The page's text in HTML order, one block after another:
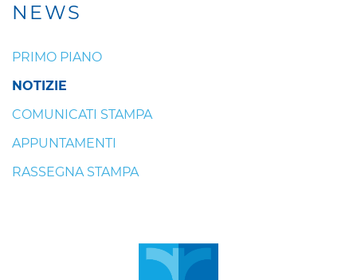
NEWS
PRIMO PIANO
NOTIZIE
COMUNICATI STAMPA
APPUNTAMENTI
RASSEGNA STAMPA